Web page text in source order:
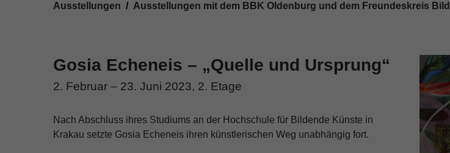
Ausstellungen Ausstellungen mit dem BBK Oldenburg und dem Freundeskreis
Gosia Echeneis – „Quelle und Ursprung“
2. Februar – 23. Juni 2023, 2. Etage
Nach Abschluss ihres Studiums an der Hochschule für Bildende Künste in
Krakau setzte Gosia Echeneis ihren künstlerischen Weg unabhängig fort.